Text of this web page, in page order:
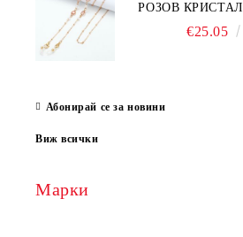
РОЗОВ КРИСТАЛ
€25.05
Абонирай се за новини
Виж всички
Марки